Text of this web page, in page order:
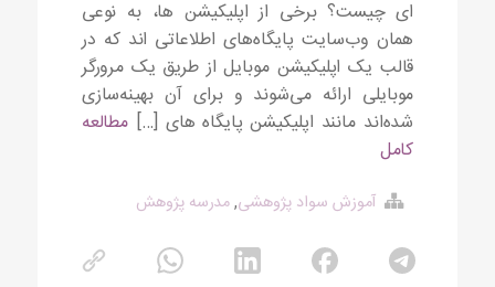
ای چیست؟ برخی از اپلیکیشن ها، به نوعی
همان وب‌سایت پایگاه‌های اطلاعاتی اند که در
قالب یک اپلیکیشن موبایل از طریق یک مرورگر
موبایلی ارائه می‌شوند و برای آن بهینه‌سازی
شده‌اند مانند اپلیکیشن پایگاه های […] مطالعه
کامل
آموزش سواد پژوهشی,مدرسه پژوهش